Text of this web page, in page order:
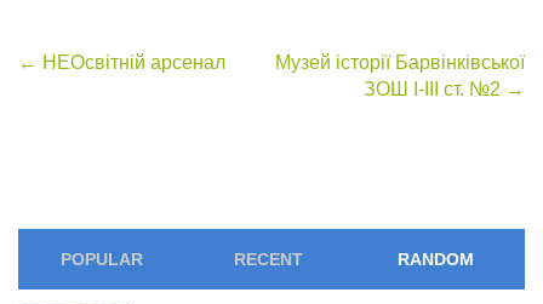
Post
← НЕОсвітній арсенал
Музей історії Барвінківської
ЗОШ І-ІІІ ст. №2 →
POPULAR RECENT RANDOM